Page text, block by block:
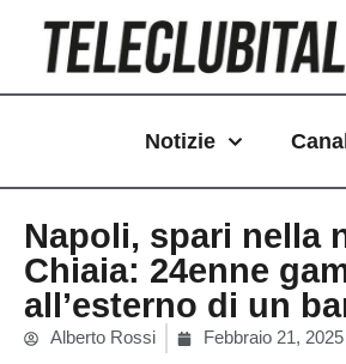
contenuto
Notizie
Napoli, spari nella
Chiaia: 24enne
all’esterno di un
Alberto Rossi Febbraio 21, 2025